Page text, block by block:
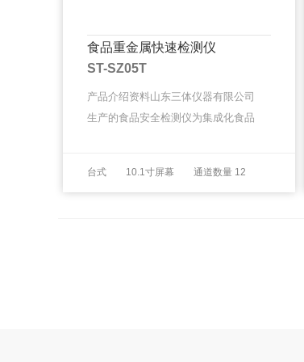
食品重金属快速检测仪
ST-SZ05T
产品介绍资料山东三体仪器有限公司
生产的食品安全检测仪为集成化食品
全项目，包含非食用化学物质、滥···
台式 10.1寸屏幕 通道数量 12